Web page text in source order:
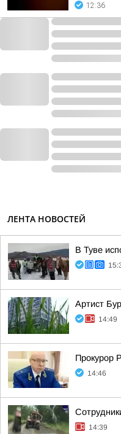
12:36
ЛЕНТА НОВОСТЕЙ
В Туве
Артист
14:49
Прокурор
14:46
14:39